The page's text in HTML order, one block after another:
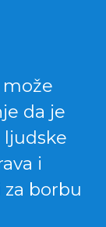
da je
ljudske
i
borbu